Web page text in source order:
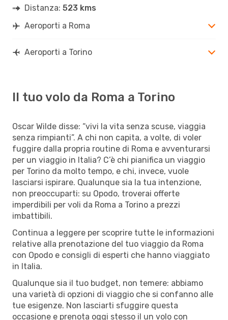
Distanza: 523 kms
Aeroporti a Roma
Aeroporti a Torino
Il tuo volo da Roma a Torino
Oscar Wilde disse: “vivi la vita senza scuse, viaggia
senza rimpianti”. A chi non capita, a volte, di voler
fuggire dalla propria routine di Roma e avventurarsi
per un viaggio in Italia? C’è chi pianifica un viaggio
per Torino da molto tempo, e chi, invece, vuole
lasciarsi ispirare. Qualunque sia la tua intenzione,
non preoccuparti: su Opodo, troverai offerte
imperdibili per voli da Roma a Torino a prezzi
imbattibili.
Continua a leggere per scoprire tutte le informazioni
relative alla prenotazione del tuo viaggio da Roma
con Opodo e consigli di esperti che hanno viaggiato
in Italia.
Qualunque sia il tuo budget, non temere: abbiamo
una varietà di opzioni di viaggio che si confanno alle
tue esigenze. Non lasciarti sfuggire questa
occasione e prenota oggi stesso il un volo con